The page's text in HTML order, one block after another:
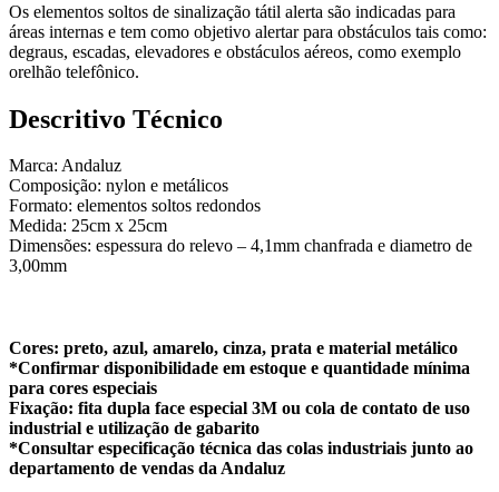
Os elementos soltos de sinalização tátil alerta são indicadas para
áreas internas e tem como objetivo alertar para obstáculos tais como:
degraus, escadas, elevadores e obstáculos aéreos, como exemplo
orelhão telefônico.
Descritivo Técnico
Marca: Andaluz
Composição: nylon e metálicos
Formato: elementos soltos redondos
Medida: 25cm x 25cm
Dimensões: espessura do relevo – 4,1mm chanfrada e diametro de
3,00mm
Cores: preto, azul, amarelo, cinza, prata e material metálico
*Confirmar disponibilidade em estoque e quantidade mínima
para cores especiais
Fixação: fita dupla face especial 3M ou cola de contato de uso
industrial e utilização de gabarito
*Consultar especificação técnica das colas industriais junto ao
departamento de vendas da Andaluz